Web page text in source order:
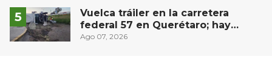
Vuelca tráiler en la carretera
federal 57 en Querétaro; hay
derrame de combustible
Ago 07, 2026